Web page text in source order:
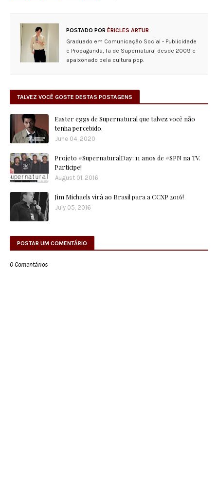
POSTADO POR ÉRICLES ARTUR
Graduado em Comunicação Social - Publicidade
e Propaganda, fã de Supernatural desde 2009 e
apaixonado pela cultura pop.
TALVEZ VOCÊ GOSTE DESTAS POSTAGENS
Easter eggs de Supernatural que talvez você não
tenha percebido.
June 04, 2020
Projeto #SupernaturalDay: 11 anos de #SPN na TV.
Participe!
August 01, 2016
Jim Michaels virá ao Brasil para a CCXP 2016!
July 05, 2016
POSTAR UM COMENTÁRIO
0 Comentários